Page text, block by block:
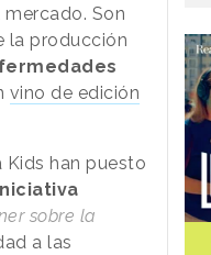
Son
la producción
vino de edición
Kids han puesto
sobre la
a las